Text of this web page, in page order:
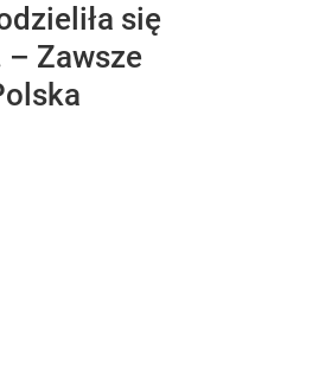
się
Zawsze